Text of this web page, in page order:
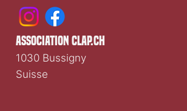
association clap.ch
1030 Bussigny
Suisse